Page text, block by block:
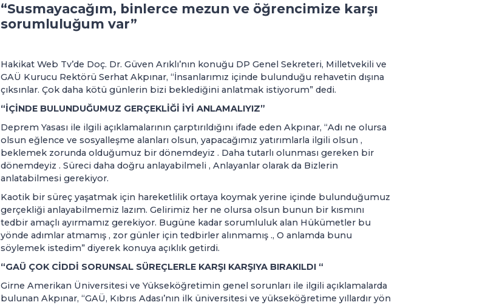
“Susmayacağım, binlerce mezun ve öğrencimize karşı
sorumluluğum var”
Hakikat Web Tv’de Doç. Dr. Güven Arıklı’nın konuğu DP Genel Sekreteri, Milletvekili ve
GAÜ Kurucu Rektörü Serhat Akpınar, “İnsanlarımız içinde bulunduğu rehavetin dışına
çıksınlar. Çok daha kötü günlerin bizi beklediğini anlatmak istiyorum” dedi.
“İÇİNDE BULUNDUĞUMUZ GERÇEKLİĞİ İYİ ANLAMALIYIZ”
Deprem Yasası ile ilgili açıklamalarının çarptırıldığını ifade eden Akpınar, “Adı ne olursa
olsun eğlence ve sosyalleşme alanları olsun, yapacağımız yatırımlarla ilgili olsun ,
beklemek zorunda olduğumuz bir dönemdeyiz . Daha tutarlı olunması gereken bir
dönemdeyiz . Süreci daha doğru anlayabilmeli , Anlayanlar olarak da Bizlerin
anlatabilmesi gerekiyor.
Kaotik bir süreç yaşatmak için hareketlilik ortaya koymak yerine içinde bulunduğumuz
gerçekliği anlayabilmemiz lazım. Gelirimiz her ne olursa olsun bunun bir kısmını
tedbir amaçlı ayırmamız gerekiyor. Bugüne kadar sorumluluk alan Hükümetler bu
yönde adımlar atmamış , zor günler için tedbirler alınmamış ., O anlamda bunu
söylemek istedim” diyerek konuya açıklık getirdi.
“GAÜ ÇOK CİDDİ SORUNSAL SÜREÇLERLE KARŞI KARŞIYA BIRAKILDI “
Girne Amerikan Üniversitesi ve Yükseköğretimin genel sorunları ile ilgili açıklamalarda
bulunan Akpınar, “GAÜ, Kıbrıs Adası’nın ilk üniversitesi ve yükseköğretime yıllardır yön